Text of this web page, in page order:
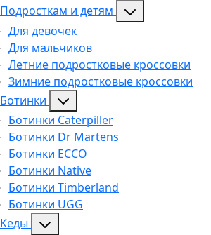
Подросткам и детям
Для девочек
Для мальчиков
Летние подростковые кроссовки
Зимние подростковые кроссовки
Ботинки
Ботинки Caterpiller
Ботинки Dr Martens
Ботинки ECCO
Ботинки Native
Ботинки Timberland
Ботинки UGG
Кеды